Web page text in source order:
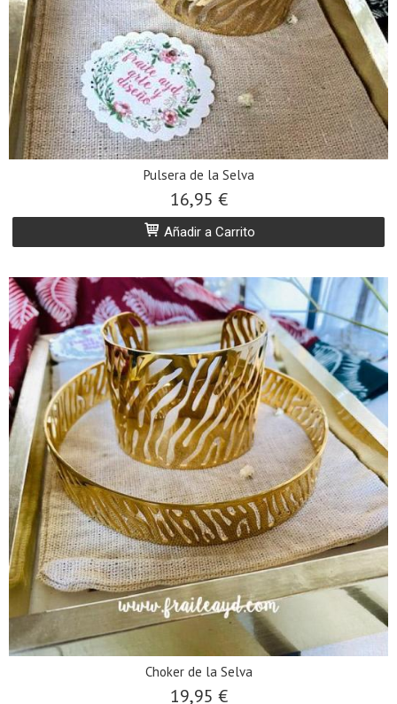
Pulsera de la Selva
16,95 €
Añadir a Carrito
Choker de la Selva
19,95 €